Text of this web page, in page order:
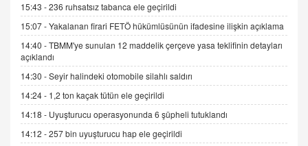
İNCİ GÜL AKÖL
Trump Keşke Adana'yı da Ziyaret Etse...
06.07.2026 13:00
ADEM AKÖL
Esed Destekçilerinin Yüzüne Vurulan Şamar:
Sednaya
11.12.2024 12:30
15:43 -236 ruhsatsız tabanca ele geçirildi
15:07 -Yakalanan firari FETÖ hükümlüsünün ifadesine ilişkin açıklama
14:40 -TBMM'ye sunulan 12 maddelik çerçeve yasa teklifinin detayları
açıklandı
14:30 -Seyir halindeki otomobile silahlı saldırı
14:24 - 1,2 ton kaçak tütün ele geçirildi
14:18 - Uyuşturucu operasyonunda 6 şüpheli tutuklandı
14:12 -257 bin uyuşturucu hap ele geçirildi